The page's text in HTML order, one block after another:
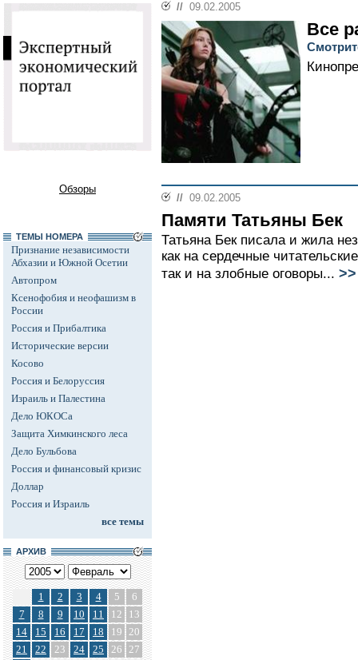
Обзоры
ТЕМЫ НОМЕРА
Признание независимости
Абхазии и Южной Осетии
Автопром
Ксенофобия и неофашизм в
России
Россия и Прибалтика
Исторические версии
Косово
Россия и Белоруссия
Израиль и Палестина
Дело ЮКОСа
Защита Химкинского леса
Дело Бульбова
Россия и финансовый кризис
Доллар
Россия и Израиль
все темы
АРХИВ
1 2 3 4 5
6
7
8 9 10 11 12
13
14
15 16 17 18 19 20
21
22 23 24 25 26 27
// 09.02.2005
Все
// 09.02.2005
Памяти Татьяны Бек
Татьяна Бек писала и жила
как на сердечные
так и на злобные оговоры... >>